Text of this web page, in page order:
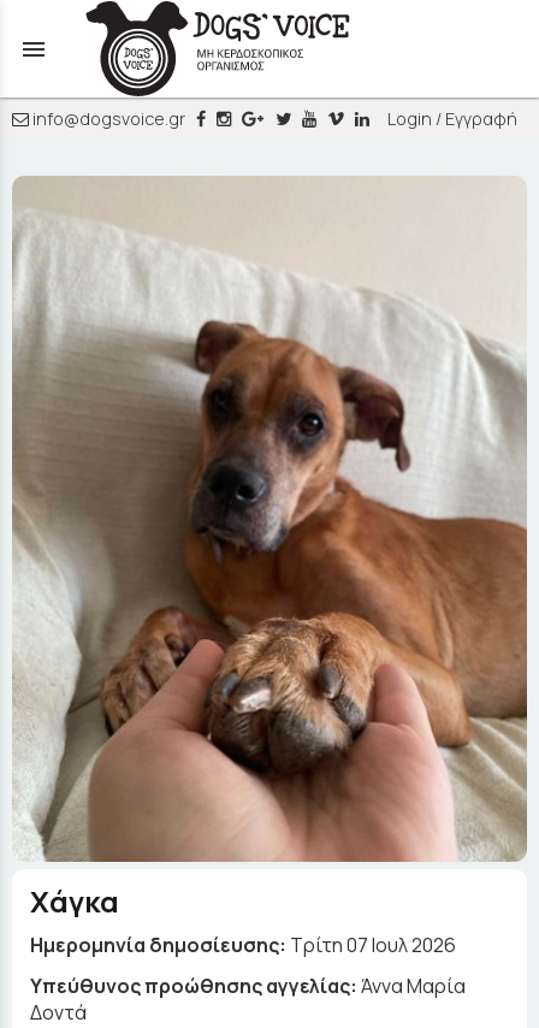
menu
info@dogsvoice.gr Login / Εγγραφή
Χάγκα
Ημερομηνία δημοσίευσης: Τρίτη 07 Ιουλ 2026
Yπεύθυνος προώθησης αγγελίας: Άννα Μαρία
Δοντά